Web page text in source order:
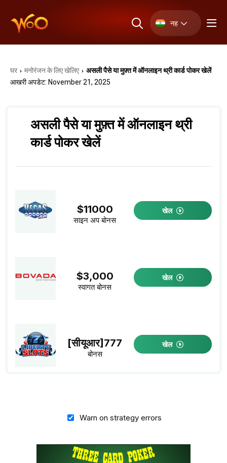
नह
घर › मनोरंजन के लिए खेलिए › असली पैसे या मुफ़्त में ऑनलाइन थ्री कार्ड पोकर खेलें
आखरी अपडेट: November 21, 2025
असली पैसे या मुफ़्त में ऑनलाइन थ्री
कार्ड पोकर खेलें
$11000
साइन अप बोनस
खेल
$3,000
स्वागत बोनस
खेल
[सीयूआर]777
बोनस
खेल
Warn on strategy errors